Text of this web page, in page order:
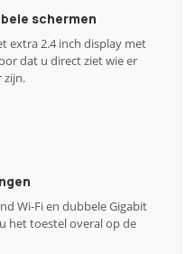
schermen
extra 2.4 inch display met
dat u direct ziet wie er
zijn.
Wi-Fi en dubbele Gigabit
het toestel overal op de